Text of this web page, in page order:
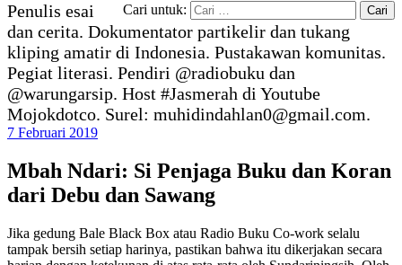
Cari untuk:
Penulis esai
dan cerita. Dokumentator partikelir dan tukang
kliping amatir di Indonesia. Pustakawan komunitas.
Pegiat literasi. Pendiri @radiobuku dan
@warungarsip. Host #Jasmerah di Youtube
Mojokdotco. Surel: muhidindahlan0@gmail.com.
7 Februari 2019
Mbah Ndari: Si Penjaga Buku dan Koran
dari Debu dan Sawang
Jika gedung Bale Black Box atau Radio Buku Co-work selalu
tampak bersih setiap harinya, pastikan bahwa itu dikerjakan secara